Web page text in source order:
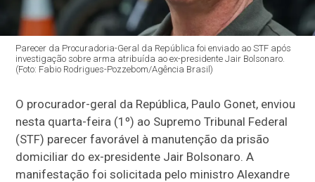
Parecer da Procuradoria-Geral da República foi enviado ao STF após
investigação sobre arma atribuída ao ex-presidente Jair Bolsonaro.
(Foto: Fabio Rodrigues-Pozzebom/Agência Brasil)
O procurador-geral da República, Paulo Gonet, enviou
nesta quarta-feira (1º) ao Supremo Tribunal Federal
(STF) parecer favorável à manutenção da prisão
domiciliar do ex-presidente Jair Bolsonaro. A
manifestação foi solicitada pelo ministro Alexandre